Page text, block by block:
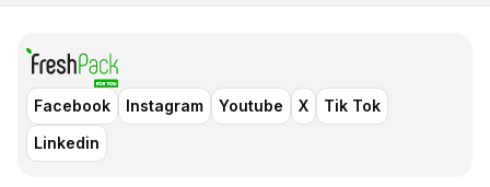
Facebook Instagram Youtube X
Tik Tok
Linkedin